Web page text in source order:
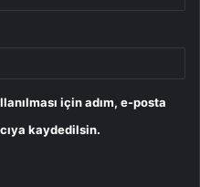
için adım, e-posta
kaydedilsin.